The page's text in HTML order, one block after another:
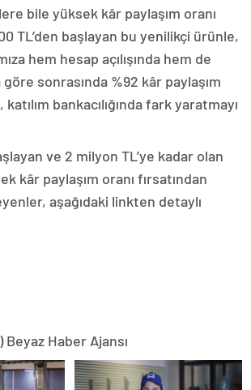
bile yüksek kâr paylaşım oranı
TL’den başlayan bu yenilikçi ürünle,
hem hesap açılışında hem de
göre sonrasında %92 kâr paylaşım
bankacılığında fark yaratmayı
ve 2 milyon TL’ye kadar olan
kâr paylaşım oranı fırsatından
aşağıdaki linkten detaylı
Beyaz Haber Ajansı